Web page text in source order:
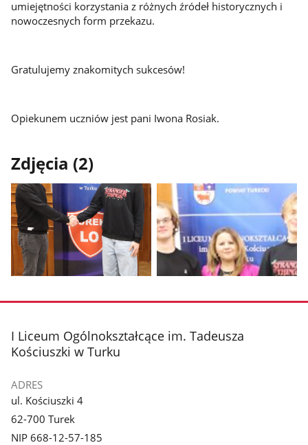
umiejętności korzystania z różnych źródeł historycznych i
nowoczesnych form przekazu.
Gratulujemy znakomitych sukcesów!
Opiekunem uczniów jest pani Iwona Rosiak.
Zdjęcia (2)
galerii.
galerii.
stopka
I Liceum Ogólnokształcące im. Tadeusza
Kościuszki w Turku
ADRES
ul. Kościuszki 4
62-700 Turek
NIP 668-12-57-185